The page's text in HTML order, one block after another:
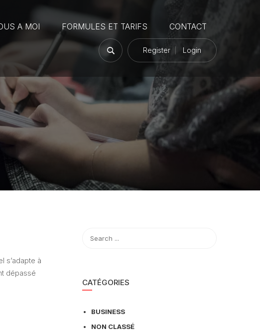
A MOI FORMULES ET TARIFS CONTACT
Register Login
s’adapte à
dépassé
CATÉGORIES
BUSINESS
NON CLASSÉ